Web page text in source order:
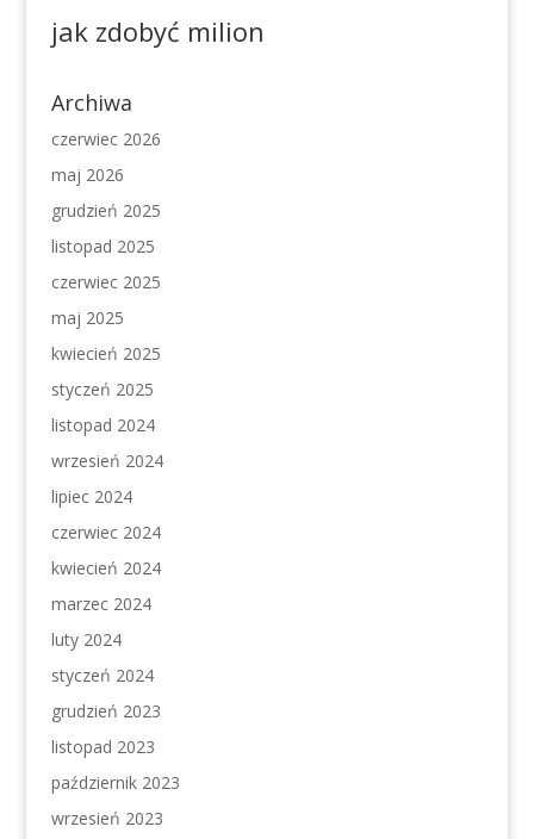
jak zdobyć milion
Archiwa
czerwiec 2026
maj 2026
grudzień 2025
listopad 2025
czerwiec 2025
maj 2025
kwiecień 2025
styczeń 2025
listopad 2024
wrzesień 2024
lipiec 2024
czerwiec 2024
kwiecień 2024
marzec 2024
luty 2024
styczeń 2024
grudzień 2023
listopad 2023
październik 2023
wrzesień 2023